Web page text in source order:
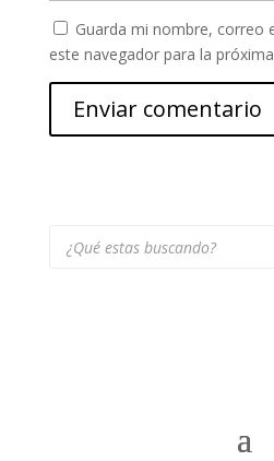
Guarda mi nombre, correo
este navegador para la
productos